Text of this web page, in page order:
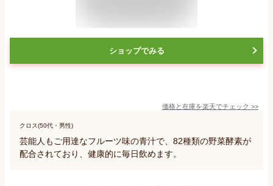
ショップでみる
価格と在庫を楽天でチェック >>
クロス(50代・男性)
芸能人もご用達なフルーツ味の青汁で、82種類の野菜酵素が
配合されており、健康的に毎日飲めます。